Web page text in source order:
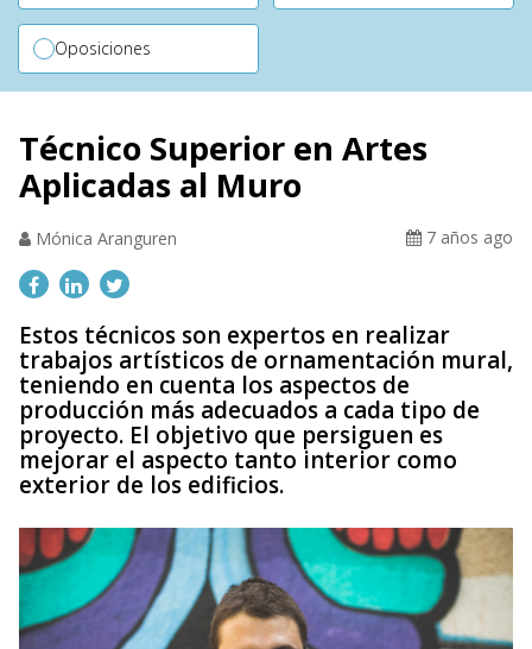
Oposiciones
Técnico Superior en Artes
Aplicadas al Muro
Mónica Aranguren 7 años ago
Estos técnicos son expertos en realizar
trabajos artísticos de ornamentación mural,
teniendo en cuenta los aspectos de
producción más adecuados a cada tipo de
proyecto. El objetivo que persiguen es
mejorar el aspecto tanto interior como
exterior de los edificios.